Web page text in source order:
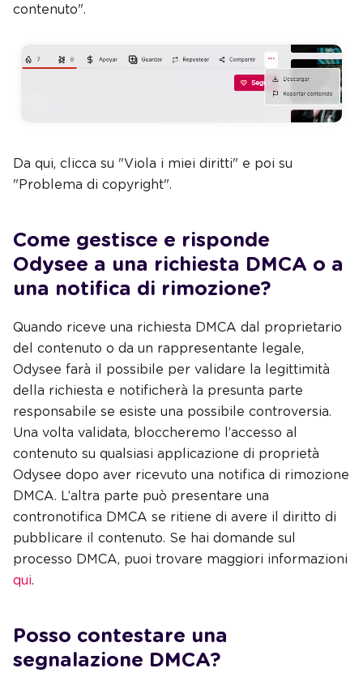
contenuto".
Da qui, clicca su "Viola i miei diritti" e poi su
"Problema di copyright".
Come gestisce e risponde
Odysee a una richiesta DMCA o a
una notifica di rimozione?
Quando riceve una richiesta DMCA dal proprietario
del contenuto o da un rappresentante legale,
Odysee farà il possibile per validare la legittimità
della richiesta e notificherà la presunta parte
responsabile se esiste una possibile controversia.
Una volta validata, bloccheremo l’accesso al
contenuto su qualsiasi applicazione di proprietà
Odysee dopo aver ricevuto una notifica di rimozione
DMCA. L’altra parte può presentare una
contronotifica DMCA se ritiene di avere il diritto di
pubblicare il contenuto. Se hai domande sul
processo DMCA, puoi trovare maggiori informazioni
qui.
Posso contestare una
segnalazione DMCA?